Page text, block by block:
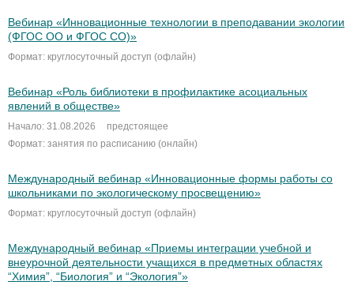
Вебинар «Инновационные технологии в преподавании экологии
(ФГОС ОО и ФГОС СО)»
Формат: круглосуточный доступ (офлайн)
Вебинар «Роль библиотеки в профилактике асоциальных
явлений в обществе»
Начало: 31.08.2026
предстоящее
Формат: занятия по расписанию (онлайн)
Международный вебинар «Инновационные формы работы со
школьниками по экологическому просвещению»
Формат: круглосуточный доступ (офлайн)
Международный вебинар «Приемы интеграции учебной и
внеурочной деятельности учащихся в предметных областях
“Химия”, “Биология” и “Экология”»